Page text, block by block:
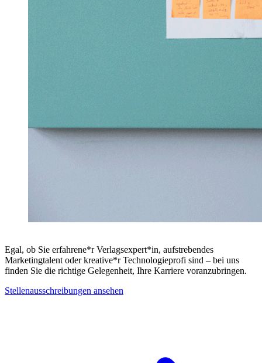
Egal, ob Sie erfahrene*r Verlagsexpert*in, aufstrebendes
Marketingtalent oder kreative*r Technologieprofi sind – bei uns
finden Sie die richtige Gelegenheit, Ihre Karriere voranzubringen.
Stellenausschreibungen ansehen